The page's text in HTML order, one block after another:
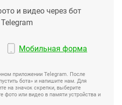
и видео через бот
Мобильная форма
приложении Telegram. После
бота» и напишите нам. Для
на значок скрепки, выберите
фото или видео в памяти устройства и